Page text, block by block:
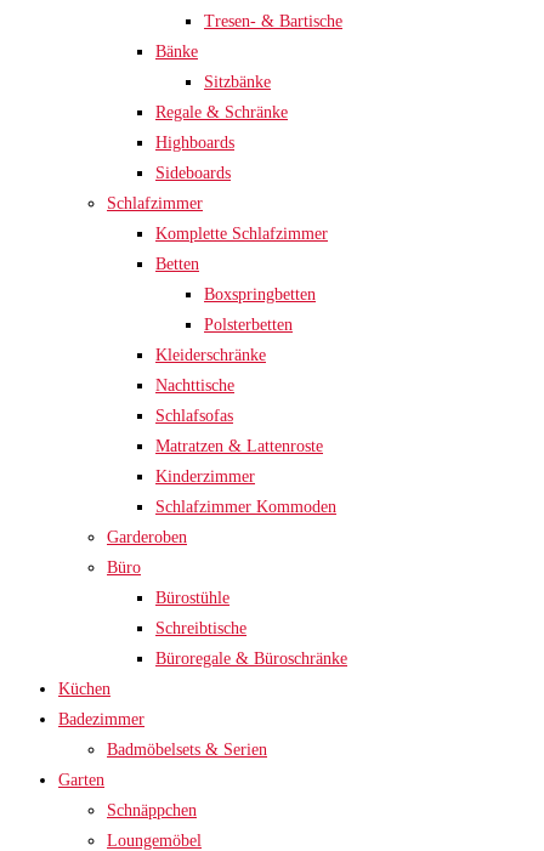
Tresen- & Bartische
Bänke
Sitzbänke
Regale & Schränke
Highboards
Sideboards
Schlafzimmer
Komplette Schlafzimmer
Betten
Boxspringbetten
Polsterbetten
Kleiderschränke
Nachttische
Schlafsofas
Matratzen & Lattenroste
Kinderzimmer
Schlafzimmer Kommoden
Garderoben
Büro
Bürostühle
Schreibtische
Büroregale & Büroschränke
Küchen
Badezimmer
Badmöbelsets & Serien
Garten
Schnäppchen
Loungemöbel